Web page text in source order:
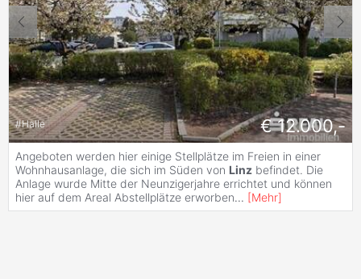
#Halle € 12.000,-
Angeboten werden hier einige Stellplätze im Freien in einer
Wohnhausanlage, die sich im Süden von Linz befindet. Die
Anlage wurde Mitte der Neunzigerjahre errichtet und können
hier auf dem Areal Abstellplätze erworben... [Mehr]